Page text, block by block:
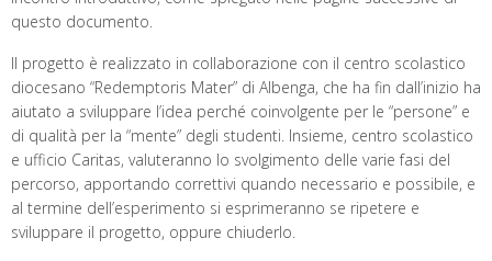
questo documento.
Il progetto è realizzato in collaborazione con il centro scolastico
diocesano “Redemptoris Mater” di Albenga, che ha fin dall’inizio ha
aiutato a sviluppare l’idea perché coinvolgente per le “persone” e
di qualità per la “mente” degli studenti. Insieme, centro scolastico
e ufficio Caritas, valuteranno lo svolgimento delle varie fasi del
percorso, apportando correttivi quando necessario e possibile, e
al termine dell’esperimento si esprimeranno se ripetere e
sviluppare il progetto, oppure chiuderlo.